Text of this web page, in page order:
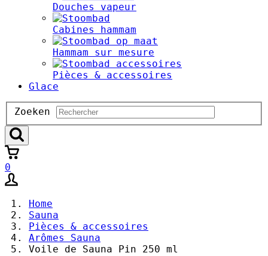
Douches vapeur
Cabines hammam
Hammam sur mesure
Pièces & accessoires
Glace
Zoeken
Zoeken
0
Home
Sauna
Pièces & accessoires
Arômes Sauna
Voile de Sauna Pin 250 ml